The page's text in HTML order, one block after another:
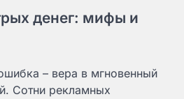
денег: мифы и
– вера в мгновенный
Сотни рекламных